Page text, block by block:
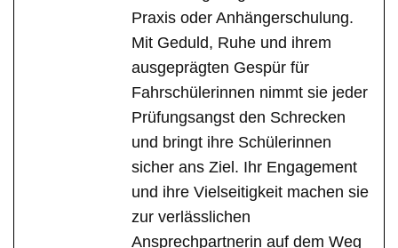
Praxis oder Anhängerschulung.
Mit Geduld, Ruhe und ihrem
ausgeprägten Gespür für
Fahrschülerinnen nimmt sie jeder
Prüfungsangst den Schrecken
und bringt ihre Schülerinnen
sicher ans Ziel. Ihr Engagement
und ihre Vielseitigkeit machen sie
zur verlässlichen
Ansprechpartnerin auf dem Weg